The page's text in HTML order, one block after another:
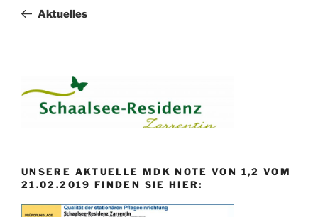
Beitrag
Aktuelles
UNSERE AKTUELLE MDK NOTE VON 1,2 VOM
21.02.2019 FINDEN SIE HIER: